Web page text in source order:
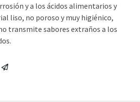
y a los ácidos alimentarios y
liso, no poroso y muy higiénico,
transmite sabores extraños a los